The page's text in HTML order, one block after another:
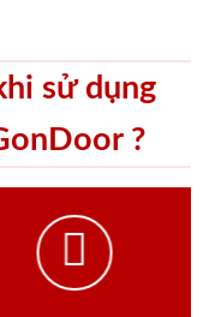
sử dụng
?